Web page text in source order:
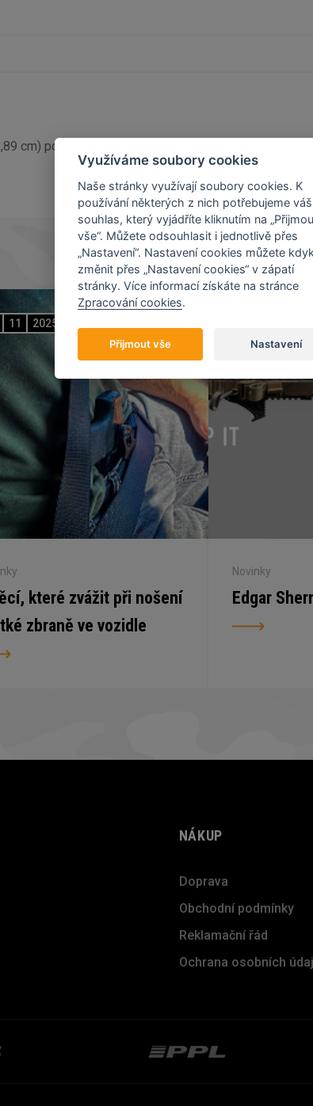
cm) povrchová úprava stonewash 154CM nerezová
11 2025
které zvážit při nošení
zbraně ve vozidle
Novinky
Edgar
NÁKUP
Doprava
Obchodní podmínky
Reklamační řád
Ochrana osobních
Využíváme soubory cookies
Naše stránky využívají soubory cookies. K
používání některých z nich potřebujeme váš
souhlas, který vyjádříte kliknutím na
vše“. Můžete odsouhlasit i jednotlivě přes
„Nastavení“. Nastavení cookies můžete
změnit přes „Nastavení cookies“ v zápatí
stránky. Více informací získáte na stránce
Zpracování cookies.
Přijmout vše Nastavení